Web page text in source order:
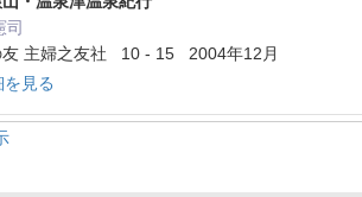
司
友 主婦之友社 10 - 15 2004年12月
を見る